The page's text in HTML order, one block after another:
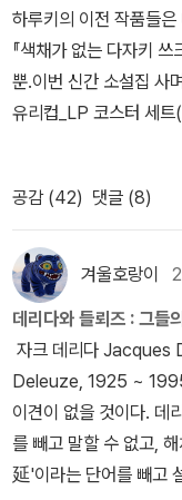
에서 이 책을 연극으로
막 7장이 될 수 있으며,
소에 대한 서술로 이루
리할 경우, 2막 5장의
나타나는 것을 시작으
형이상학에서 현상학에
질 것이다. 2장은 소쉬
학성을 정초하기 위해
비해 음성 언어를 우선
에 소쉬르로부터 세례를
슨, 마르티네 등)이 소
장은 그래피즘
찬란한 선사 시대의 이
는 장면의 서두를 장식
획을 그은 워버튼은 무
하루키의 이전 작품들
『색채가 없는 다자키
뿐.이번 신간 소설집 사
유리컵_LP 코스터 세
맘에 듭니다^^ 하루키
너무 많지만ㅜㅜ 레코드
어리는 겉표지가 보들
성스레 기록을 남긴다면
분되어 있는데 칸이 많
1일 독서 기록장도 좋겠
0, 문학동네)도 다 읽
일러스트가 맘에 들어
드로 go go~ 하루키는,
홉 살 무렵의 나는 내 마
연히 타인의 마음이 어
공감 (42) 댓글 (8)
겨울호랑이
데리다와 들뢰즈 : 그들
자크 데리다 Jacques
Deleuze, 1925 ~ 1995
이견이 없을 것이다. 데
를 빼고 말할 수 없고,
延'이라는 단어를 빼고